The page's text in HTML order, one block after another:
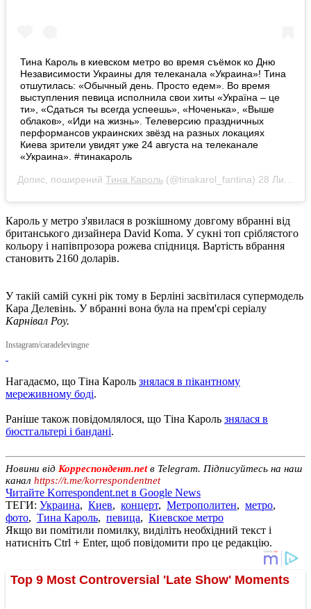
Тина Кароль в киевском метро во время съёмок ко Дню
Независимости Украины для телеканала «Украина»! Тина
отшутилась: «Обычный день. Просто едем». Во время
выступления певица исполнила свои хиты «Україна – це
ти», «Сдаться ты всегда успеешь», «Ноченька», «Выше
облаков», «Иди на жизнь». Телеверсию праздничных
перформансов украинских звёзд на разных локациях
Киева зрители увидят уже 24 августа на телеканале
«Украина». #тинакароль
Допис, поширений Тина Кароль (@tinakarol_fantina) 28 Лип 2020 р. о 1:30 PDT
Кароль у метро з'явилася в розкішному довгому вбранні від
британського дизайнера David Komа. У сукні топ сріблястого
кольору і напівпрозора рожева спідниця. Вартість вбрання
становить 2160 доларів.
У такій самій сукні рік тому в Берліні засвітилася супермодель
Кара Делевінь. У вбранні вона була на прем'єрі серіалу
Карнівал Роу.
Instagram/caradelevingne
Нагадаємо, що Тіна Кароль знялася в пікантному
мереживному боді.
Раніше також повідомлялося, що Тіна Кароль знялася в
бюстгальтері і бандані.
Новини від Корреспондент.netв Telegram. Підписуйтесь на наш
канал https://t.me/korrespondentnet
Читайте Korrespondent.net в Google News
ТЕГИ: Украина, Киев, концерт, Метрополитен, метро,
фото, Тина Кароль, певица, Киевское метро
Якщо ви помітили помилку, виділіть необхідний текст і
натисніть Ctrl + Enter, щоб повідомити про це редакцію.